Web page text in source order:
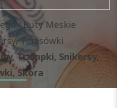
Buty Meskie
Tenisówki
Trampki, Snikersy,
Skora